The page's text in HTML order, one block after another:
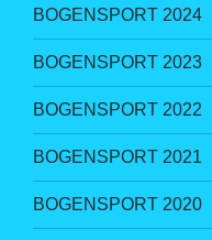
BOGENSPORT 2024
BOGENSPORT 2023
BOGENSPORT 2022
BOGENSPORT 2021
BOGENSPORT 2020